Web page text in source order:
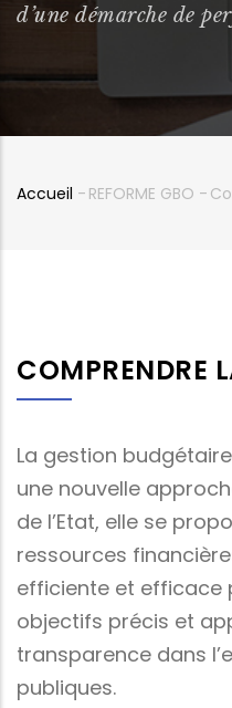
d’une démarche de
Accueil - REFORME GBO -
COMPRENDRE
La gestion
une nouvelle
de l’Etat, elle se
ressources
efficiente et efficace
objectifs précis et
transparence dans
publiques.